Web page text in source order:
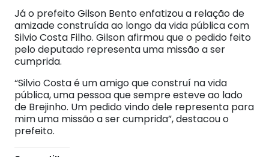
Já o prefeito Gilson Bento enfatizou a relação de
amizade construída ao longo da vida pública com
Silvio Costa Filho. Gilson afirmou que o pedido feito
pelo deputado representa uma missão a ser
cumprida.
“Silvio Costa é um amigo que construí na vida
pública, uma pessoa que sempre esteve ao lado
de Brejinho. Um pedido vindo dele representa para
mim uma missão a ser cumprida”, destacou o
prefeito.